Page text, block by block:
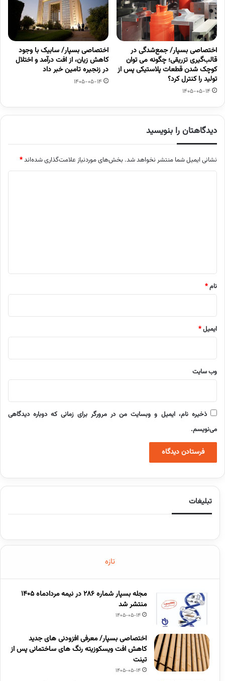
اختصاصی بسپار/ جمع‌شدگی در
قالب‌گیری تزریقی؛ چگونه می توان
کوچک شدن قطعات پلاستیکی پس از
تولید را کنترل کرد؟
1405-05-14
اختصاصی بسپار/ سابیک با وجود
کاهش زیان، از افت درآمد و اختلال
در زنجیره تامین خبر داد
1405-05-14
دیدگاهتان را بنویسید
نشانی ایمیل شما منتشر نخواهد شد. بخش‌های موردنیاز علامت‌گذاری شده‌اند*
نام*
ایمیل*
وب‌ سایت
ذخیره نام، ایمیل و وبسایت من در مرورگر برای زمانی که دوباره دیدگاهی
می‌نویسم.
تبلیغات
تازه
مجله بسپار شماره 286 در نیمه مردادماه 1405
منتشر شد
1405-05-14
اختصاصی بسپار/ معرفی افزودنی های جدید
کاهش افت ویسکوزیته رنگ های ساختمانی پس از
تینت
1405-05-14